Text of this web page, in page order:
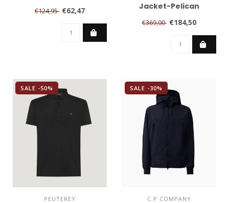
€124,95 €62,47
Jacket-Pelican
€369,00 €184,50
SALE -50%
PEUTEREY
SALE -30%
C.P COMPANY